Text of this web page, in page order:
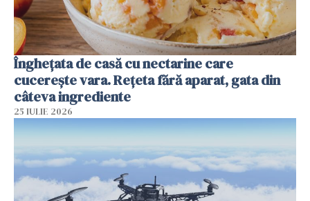
Înghețata de casă cu nectarine care
cucerește vara. Rețeta fără aparat, gata din
câteva ingrediente
25 IULIE 2026